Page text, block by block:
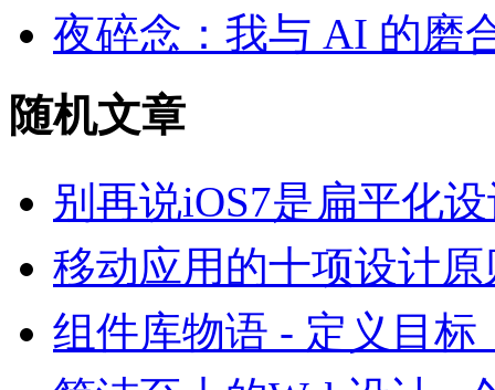
夜碎念：我与 AI 的磨
随机文章
别再说iOS7是扁平化
移动应用的十项设计
组件库物语 - 定义目标